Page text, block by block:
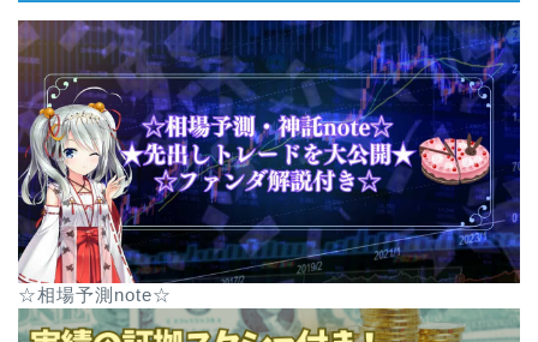
☆相場予測note☆